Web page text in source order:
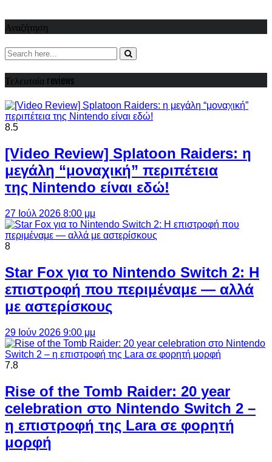
Αναζήτηση
Τελευταία reviews
8.5
[Video Review] Splatoon Raiders: η
μεγάλη “μοναχική” περιπέτεια
της Nintendo είναι εδώ!
27 Ιούλ 2026 8:00 μμ
8
Star Fox για το Nintendo Switch 2: Η
επιστροφή που περιμέναμε — αλλά
με αστερίσκους
29 Ιούν 2026 9:00 μμ
7.8
Rise of the Tomb Raider: 20 year
celebration στο Nintendo Switch 2 –
η επιστροφή της Lara σε φορητή
μορφή